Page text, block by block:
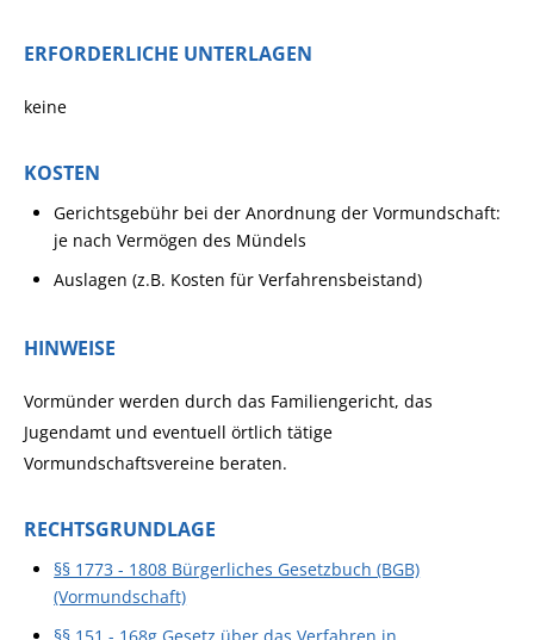
ERFORDERLICHE UNTERLAGEN
keine
KOSTEN
Gerichtsgebühr bei der Anordnung der Vormundschaft:
je nach Vermögen des Mündels
Auslagen (z.B. Kosten für Verfahrensbeistand)
HINWEISE
Vormünder werden durch das Familiengericht, das
Jugendamt und eventuell örtlich tätige
Vormundschaftsvereine beraten.
RECHTSGRUNDLAGE
§§ 1773 - 1808 Bürgerliches Gesetzbuch (BGB)
(Vormundschaft)